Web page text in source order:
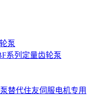
泵
系列定量齿轮泵
替代住友伺服电机专用